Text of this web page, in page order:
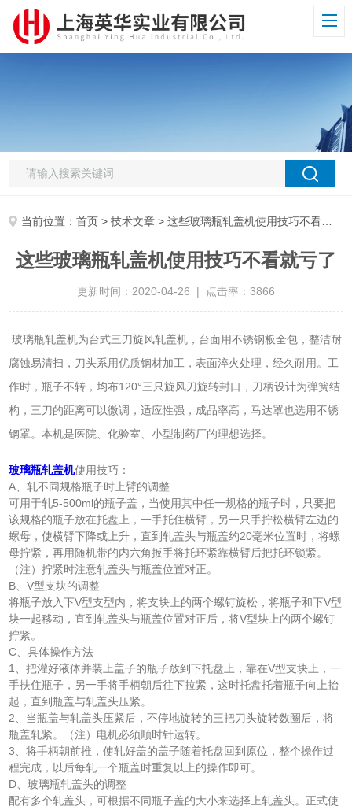
当前位置：首页 >技术文章 > 这些玻璃瓶轧盖机使用技巧不看就亏了
这些玻璃瓶轧盖机使用技巧不看就亏了
更新时间：2020-04-26 | 点击率：3866
玻璃瓶轧盖机为台式三刀旋风轧盖机，台面用不锈钢板全包，整洁耐
腐蚀易清扫，刀头系用优质钢材加工，表面淬火处理，经久耐用。工
作时，瓶子不转，均布120°三只旋风刀旋转封口，刀柄设计为弹簧结
构，三刀的距离可以微调，适应性强，成品率高，马达罩也选用不锈
钢罩。本机是医院、化验室、小型制药厂的理想选择。
玻璃瓶轧盖机使用技巧：
A、轧不同规格瓶子时上臂的调整
可用于轧5-500ml的瓶子盖，当使用其中任一规格的瓶子时，只要把
该规格的瓶子放在托盘上，一手托住横臂，另一只手拧松横臂左边的
螺母，使横臂下降或上升，直到轧盖头与瓶盖约20毫米位置时，将螺
母拧紧，再用随机带的内六角扳手将托环紧靠横臂后把托环锁紧。
（注）拧紧时注意轧盖头与瓶盖位置对正。
B、V型支块的调整
将瓶子放入下V型支型内，将支块上的两个螺钉旋松，将瓶子和下V型
块一起移动，直到轧盖头与瓶盖位置对正后，将V型块上的两个螺钉
拧紧。
C、具体操作方法
1、把灌好液体并装上盖子的瓶子放到下托盘上，靠在V型支块上，一
手扶住瓶子，另一手将手柄朝后往下拉紧，这时托盘托着瓶子向上抬
起，直到瓶盖与轧盖头压紧。
2、当瓶盖与轧盖头压紧后，不停地旋转的三把刀头旋转数圈后，将
瓶盖轧紧。（注）电机必须顺时针运转。
3、将手柄朝前推，使轧好盖的盖子随着托盘回到原位，整个操作过
程完成，以后每轧一个瓶盖时重复以上的操作即可。
D、玻璃瓶轧盖头的调整
配有多个轧盖头，可根据不同瓶子盖的大小来选择上轧盖头。正式使